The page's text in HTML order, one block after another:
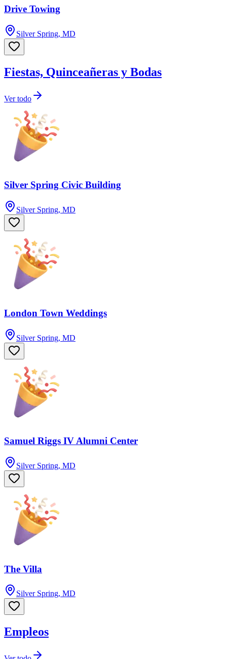
Drive Towing
Silver Spring, MD
Fiestas, Quinceañeras y Bodas
Ver todo
Silver Spring Civic Building
Silver Spring, MD
London Town Weddings
Silver Spring, MD
Samuel Riggs IV Alumni Center
Silver Spring, MD
The Villa
Silver Spring, MD
Empleos